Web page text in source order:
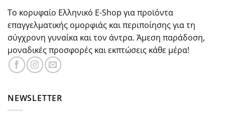
Το κορυφαίο Ελληνικό E-Shop για προϊόντα
επαγγελματικής ομορφιάς και περιποίησης για τη
σύγχρονη γυναίκα και τον άντρα. Άμεση παράδοση,
μοναδικές προσφορές και εκπτώσεις κάθε μέρα!
NEWSLETTER